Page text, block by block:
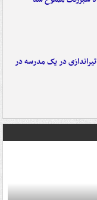
تیراندازی در یک مدرسه در